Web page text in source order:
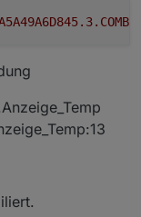
es gibt aber leute im